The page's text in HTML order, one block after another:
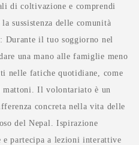
di coltivazione e comprendi
sussistenza delle comunità
il tuo soggiorno nel
una mano alle famiglie meno
nelle fatiche quotidiane, come
Il volontariato è un
concreta nella vita delle
del Nepal. Ispirazione
partecipa a lezioni interattive